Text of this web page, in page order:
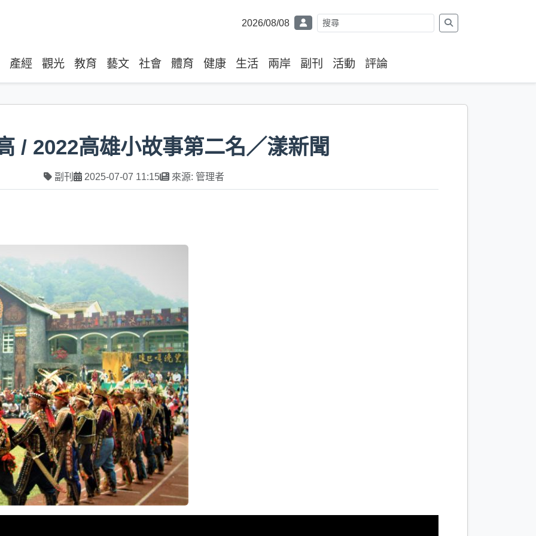
2026/08/08
產經 觀光 教育 藝文 社會 體育 健康 生活 兩岸 副刊 活動 評論
/ 2022高雄小故事第二名／漾新聞
副刊 2025-07-07 11:15 來源: 管理者